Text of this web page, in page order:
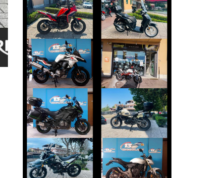
MOTO-MORINI X-
CAPE
€ 4.650 €
HONDA SH
€ 2.690 €
BENELLI TRK
€ 3.690 €
BENELLI BN
€ 2.550 €
KAWASAKI
VERSYS
€ 9.990 €
ROYAL-ENFIELD
HIMALAYAN
€ 4.550 €
BENELLI BKX-125
€ 3.390 €
HONDA HORNET
€ 3.490 €